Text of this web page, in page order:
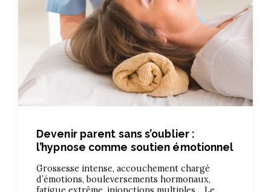
Devenir parent sans s’oublier :
l’hypnose comme soutien émotionnel
Grossesse intense, accouchement chargé
d’émotions, bouleversements hormonaux,